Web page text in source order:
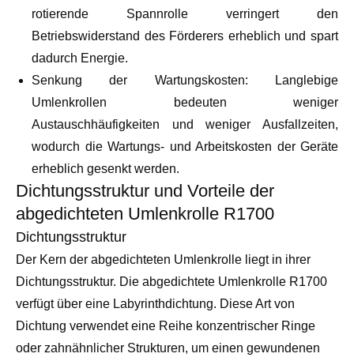
rotierende Spannrolle verringert den
Betriebswiderstand des Förderers erheblich und spart
dadurch Energie.
Senkung der Wartungskosten: Langlebige
Umlenkrollen bedeuten weniger
Austauschhäufigkeiten und weniger Ausfallzeiten,
wodurch die Wartungs- und Arbeitskosten der Geräte
erheblich gesenkt werden.
Dichtungsstruktur und Vorteile der
abgedichteten Umlenkrolle R1700
Dichtungsstruktur
Der Kern der abgedichteten Umlenkrolle liegt in ihrer
Dichtungsstruktur. Die abgedichtete Umlenkrolle R1700
verfügt über eine Labyrinthdichtung. Diese Art von
Dichtung verwendet eine Reihe konzentrischer Ringe
oder zahnähnlicher Strukturen, um einen gewundenen